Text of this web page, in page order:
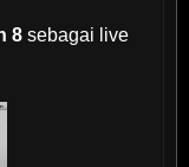
8 sebagai live